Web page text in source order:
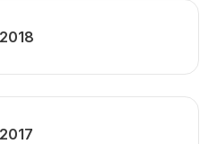
2018
2017